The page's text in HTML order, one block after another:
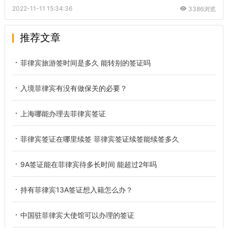
2022-11-11 15:34:36 3386浏览
推荐文章
菲律宾旅游签时间是多久 能转别的签证吗
入境菲律宾有没有做保关的必要？
上海哪能办理去菲律宾签证
菲律宾签证在哪里续签 菲律宾签证续签能续签多久
9A签证能在菲律宾待多长时间 能超过2年吗
持有菲律宾13A签证想入籍怎么办？
中国驻菲律宾大使馆可以办理的签证